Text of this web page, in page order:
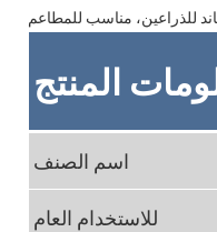
المنتج
اسم الصنف
للاستخدام العام